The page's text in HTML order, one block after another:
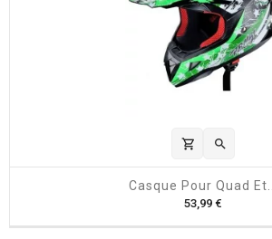
shopping_cart 
Casque Pour Quad Et...
53,99 €